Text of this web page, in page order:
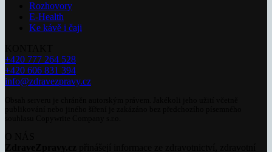
Rozhovory
E-Health
Ke kávě i čaji
+420 777 264 528
+420 606 831 394
info@zdravezpravy.cz